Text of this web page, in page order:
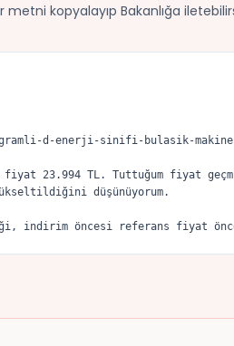
metni kopyalayıp Bakanlığa
d-enerji-sinifi-bulasik-
23.994 TL. Tuttuğum fiyat
düşünüyorum.
indirim öncesi referans fiyat